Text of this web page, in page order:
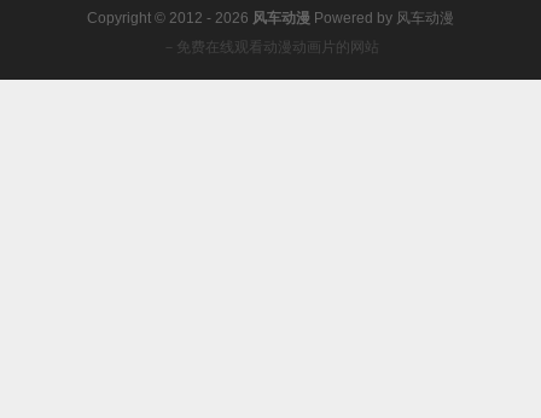
Copyright © 2012 - 2026 风车动漫 Powered by 风车动漫
－免费在线观看动漫动画片的网站